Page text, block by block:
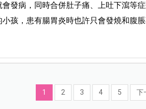
會發病，同時合併肚子痛、上吐下瀉等
孩，患有腸胃炎時也許只會發燒和腹脹
1 2 3 4 5 下